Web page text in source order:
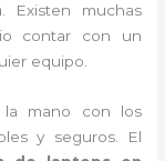
. Existen muchas
contar con un
equipo.
la mano con los
y seguros. El